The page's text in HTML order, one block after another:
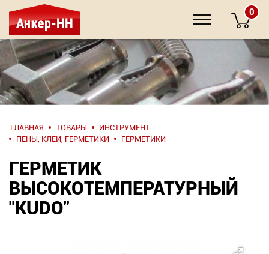
НАПИШИТЕ
НАМ
О компании
Крепеж
0
ГЛАВНАЯ ТОВАРЫ
ИНСТРУМЕНТ
ПЕНЫ, КЛЕИ, ГЕРМЕТИКИ
ГЕРМЕТИКИ
ГЕРМЕТИК
ВЫСОКОТЕМПЕРАТУРНЫЙ
"KUDO"